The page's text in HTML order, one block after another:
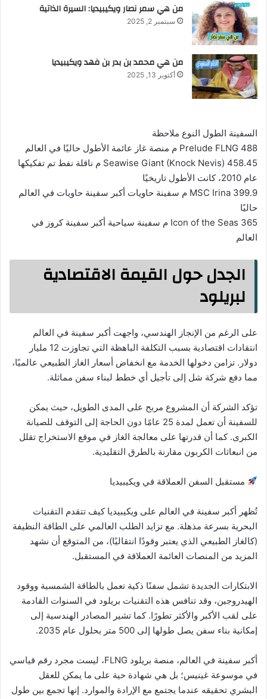
من هي سمر نصار ويكيبيديا: السيرة الذاتية
سبتمبر 2, 2025
من هي محمد بن بدر بن فهد ويكيبيديا
أكتوبر 13, 2025
السفينة الطول النوع ملاحظة
Prelude FLNG 488 م منصة غاز عائمة الأطول حاليًا في العالم
Seawise Giant (Knock Nevis) 458.45 م ناقلة نفط تم تفكيكها
عام 2010، كانت الأطول تاريخيًا
MSC Irina 399.9 م سفينة حاويات أكبر سفينة حاويات في العالم
حاليًا
Icon of the Seas 365 م سفينة سياحية أكبر سفينة كروز في
العالم
الجدل حول القيمة الاقتصادية
لبريلود
على الرغم من الإنجاز الهندسي، واجهت أكبر سفينة في العالم
انتقادات اقتصادية بسبب التكلفة الباهظة التي تجاوزت 12 مليار
دولار. تزامن دخولها الخدمة مع انخفاض أسعار الغاز الطبيعي عالميًا،
مما دفع شركة شل إلى تأجيل أي خطط لبناء سفن مماثلة.
تؤكد الشركة أن المشروع مربح على المدى الطويل، حيث يمكن
للسفينة أن تعمل لمدة 25 عامًا دون الحاجة إلى التوقف للصيانة
الكبرى. كما أن قدرتها على معالجة الغاز في موقع الاستخراج تقلل
من انبعاثات الكربون مقارنة بالطرق التقليدية.
مستقبل السفن العملاقة في ويكيبيديا
تُظهر أكبر سفينة في العالم على ويكيبيديا كيف تتقدم التقنيات
البحرية بسرعة مذهلة. مع تزايد الطلب العالمي على الطاقة النظيفة
(كالغاز الطبيعي الذي يعتبر وقودًا انتقاليًا)، من المتوقع أن نشهد
المزيد من المنصات العائمة العملاقة في المستقبل.
الابتكارات الجديدة تشمل سفنًا ذكية تعمل بالطاقة الشمسية ووقود
الهيدروجين، وقد تنافس هذه التقنيات بريلود في السنوات القادمة
على لقب الأكبر والأكثر تطورًا. كما تشير المصادر الهندسية إلى
إمكانية بناء سفن يصل طولها إلى 500 متر بحلول عام 2035.
أكبر سفينة في العالم، منصة بريلود FLNG، ليست مجرد رقم قياسي
في موسوعة غينيس؛ بل هي شهادة حية على ما يمكن للعقل
البشري تحقيقه عندما يجتمع مع الإرادة والموارد. إنها تجمع بين طول